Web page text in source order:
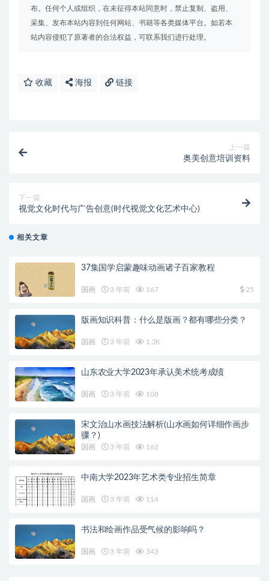
布。任何个人或组织，在未征得本站同意时，禁止复制、盗用、
采集、发布本站内容到任何网站、书籍等各类媒体平台。如若本
站内容侵犯了原著者的合法权益，可联系我们进行处理。
收藏 海报 链接
上一篇
奥美创意培训资料
下一篇
视觉文化时代与广告创意(时代视觉文化艺术中心)
相关文章
37集国学启蒙趣味动画诸子百家教程
国画 3 年前 167 25
版画知识科普：什么是版画？都有哪些分类？
国画 3 年前 1.2K
山东农业大学2023年承认美术统考成绩
国画 3 年前 108
宋文治山水画技法解析(山水画如何详细作画步
骤？)
国画 3 年前 162
中南大学2023年艺术类专业招生简章
国画 3 年前 114
书法和绘画作品受气候的影响吗？
国画 3 年前 343